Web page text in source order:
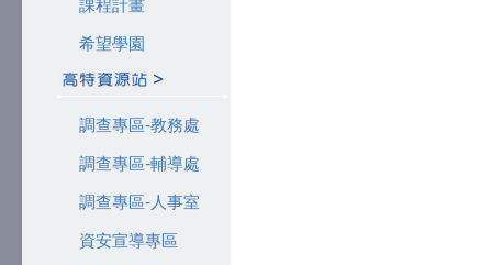
課程計畫
希望學園
調查專區-教務處
調查專區-輔導處
調查專區-人事室
資安宣導專區